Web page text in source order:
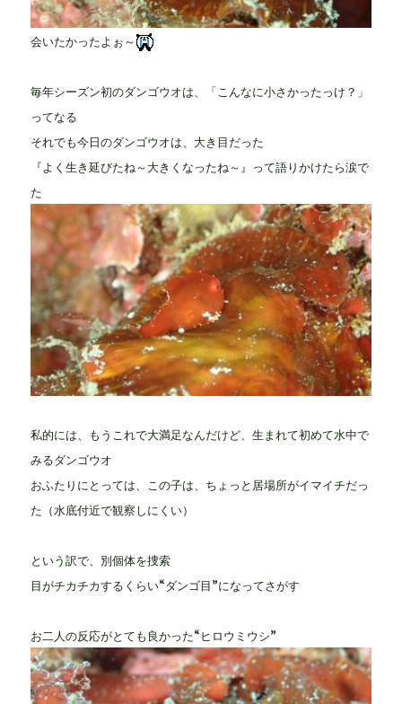
会いたかったよぉ～
毎年シーズン初のダンゴウオは、「こんなに小さかったっけ？」
ってなる
それでも今日のダンゴウオは、大き目だった
『よく生き延びたね～大きくなったね～』って語りかけたら涙で
た
私的には、もうこれで大満足なんだけど、生まれて初めて水中で
みるダンゴウオ
おふたりにとっては、この子は、ちょっと居場所がイマイチだっ
た（水底付近で観察しにくい）
という訳で、別個体を捜索
目がチカチカするくらい“ダンゴ目”になってさがす
お二人の反応がとても良かった“ヒロウミウシ”